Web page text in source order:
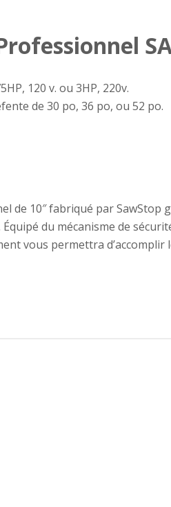
120 v. ou 3HP, 220v.
de 30 po, 36 po, ou 52 po.
de 10″ fabriqué par
du mécanisme de
vous permettra d’accomplir